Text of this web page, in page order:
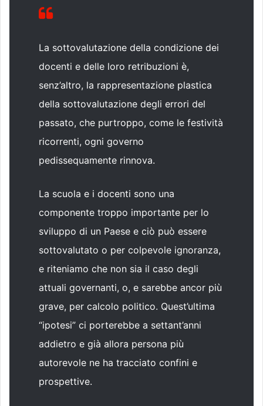
La sottovalutazione della condizione dei
docenti e delle loro retribuzioni è,
senz’altro, la rappresentazione plastica
della sottovalutazione degli errori del
passato, che purtroppo, come le festività
ricorrenti, ogni governo
pedissequamente rinnova.
La scuola e i docenti sono una
componente troppo importante per lo
sviluppo di un Paese e ciò può essere
sottovalutato o per colpevole ignoranza,
e riteniamo che non sia il caso degli
attuali governanti, o, e sarebbe ancor più
grave, per calcolo politico. Quest’ultima
“ipotesi” ci porterebbe a settant’anni
addietro e già allora persona più
autorevole ne ha tracciato confini e
prospettive.